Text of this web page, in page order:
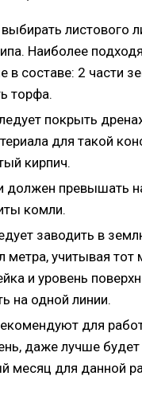
листового
Наиболее
в составе: 2 части
торфа.
покрыть
для такой
кирпич.
должен превышать
комли.
заводить в
метра, учитывая тот
и уровень
на одной линии.
для
даже лучше
месяц для данной